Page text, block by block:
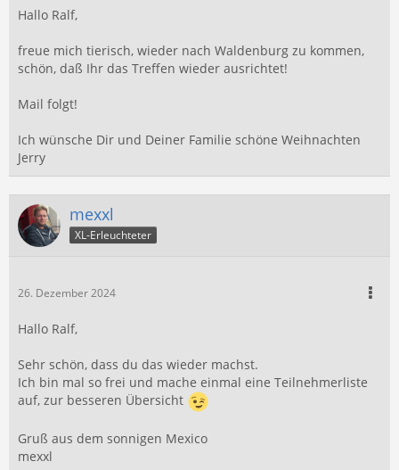
Hallo Ralf,
freue mich tierisch, wieder nach Waldenburg zu kommen,
schön, daß Ihr das Treffen wieder ausrichtet!
Mail folgt!
Ich wünsche Dir und Deiner Familie schöne Weihnachten
Jerry
mexxl
XL-Erleuchteter
26. Dezember 2024
Hallo Ralf,
Sehr schön, dass du das wieder machst.
Ich bin mal so frei und mache einmal eine Teilnehmerliste
auf, zur besseren Übersicht
Gruß aus dem sonnigen Mexico
mexxl